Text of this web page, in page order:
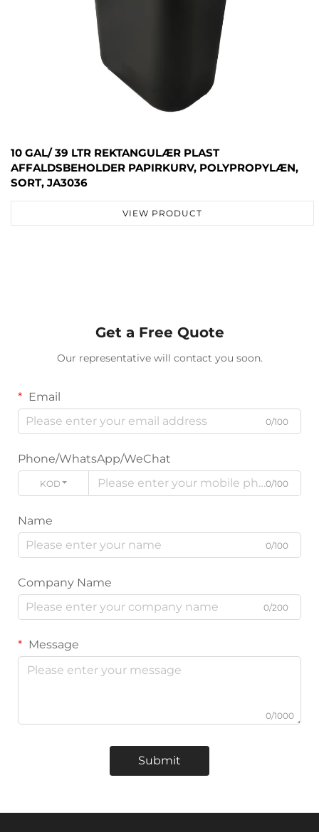
10 GAL/ 39 LTR REKTANGULÆR PLAST
AFFALDSBEHOLDER PAPIRKURV, POLYPROPYLÆN,
SORT, JA3036
VIEW PRODUCT
Get a Free Quote
Our representative will contact you soon.
Email
0/100
Phone/WhatsApp/WeChat
KODE 0/100
Name
0/100
Company Name
0/200
Message
0/1000
Submit